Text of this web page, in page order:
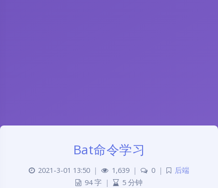
Bat命令学习
2021-3-01 13:50 | 1,639 | 0 |
后端
94 字 | 5 分钟